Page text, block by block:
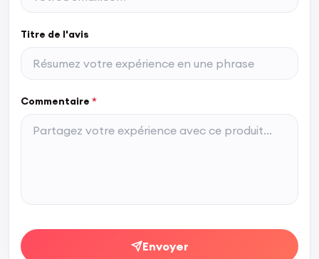
Titre de l'avis
Commentaire *
Envoyer